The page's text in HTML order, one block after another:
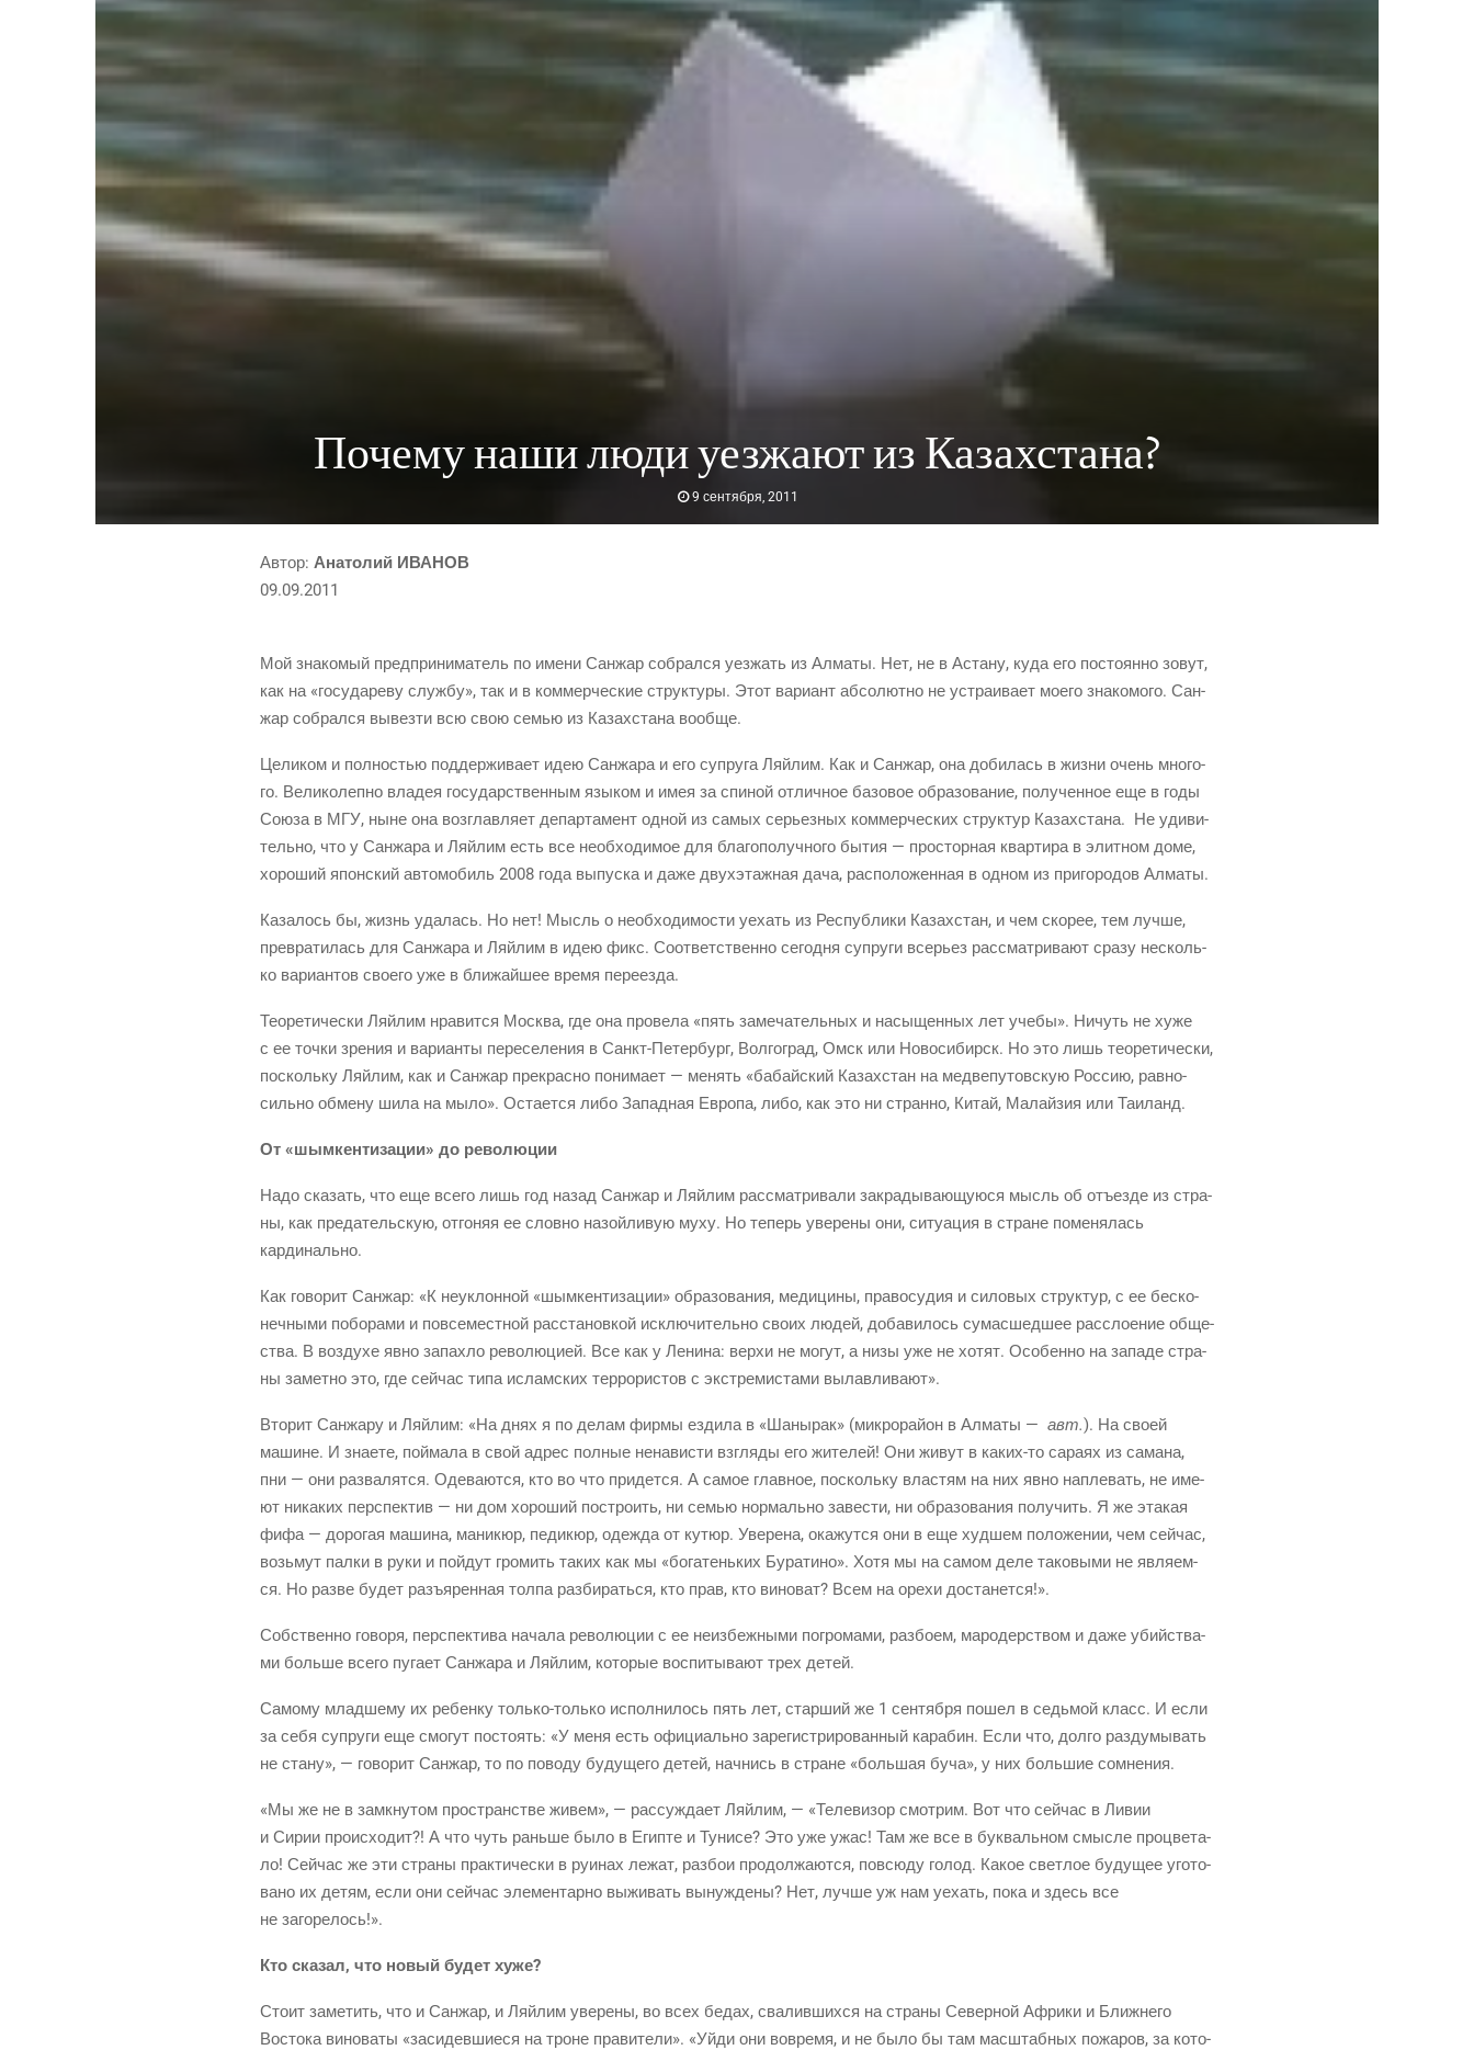
Почему наши люди уезжают из Казахстана?
9 сентября, 2011
Автор: Ана­то­лий ИВАНОВ
09.09.2011
Мой зна­ко­мый пред­при­ни­ма­тель по име­ни Сан­жар собрал­ся уез­жать из Алма­ты. Нет, не в Аста­ну, куда его посто­ян­но зовут,
как на «госу­да­ре­ву служ­бу», так и в ком­мер­че­ские струк­ту­ры. Этот вари­ант абсо­лют­но не устра­и­ва­ет мое­го зна­ко­мо­го. Сан­
жар собрал­ся вывез­ти всю свою семью из Казах­ста­на вообще.
Цели­ком и пол­но­стью под­дер­жи­ва­ет идею Сан­жа­ра и его супру­га Ляй­лим. Как и Сан­жар, она доби­лась в жиз­ни очень мно­го­
го. Вели­ко­леп­но вла­дея госу­дар­ствен­ным язы­ком и имея за спи­ной отлич­ное базо­вое обра­зо­ва­ние, полу­чен­ное еще в годы
Сою­за в МГУ, ныне она воз­глав­ля­ет депар­та­мент одной из самых серьез­ных ком­мер­че­ских струк­тур Казах­ста­на. Не уди­ви­
тель­но, что у Сан­жа­ра и Ляй­лим есть все необ­хо­ди­мое для бла­го­по­луч­но­го бытия — про­стор­ная квар­ти­ра в элит­ном доме,
хоро­ший япон­ский авто­мо­биль 2008 года выпус­ка и даже двух­этаж­ная дача, рас­по­ло­жен­ная в одном из при­го­ро­дов Алматы.
Каза­лось бы, жизнь уда­лась. Но нет! Мысль о необ­хо­ди­мо­сти уехать из Рес­пуб­ли­ки Казах­стан, и чем ско­рее, тем луч­ше,
пре­вра­ти­лась для Сан­жа­ра и Ляй­лим в идею фикс. Соот­вет­ствен­но сего­дня супру­ги все­рьез рас­смат­ри­ва­ют сра­зу несколь­
ко вари­ан­тов сво­е­го уже в бли­жай­шее вре­мя переезда.
Тео­ре­ти­че­ски Ляй­лим нра­вит­ся Москва, где она про­ве­ла «пять заме­ча­тель­ных и насы­щен­ных лет уче­бы». Ничуть не хуже
с ее точ­ки зре­ния и вари­ан­ты пере­се­ле­ния в Санкт-Петер­бург, Вол­го­град, Омск или Ново­си­бирск. Но это лишь тео­ре­ти­че­ски,
посколь­ку Ляй­лим, как и Сан­жар пре­крас­но пони­ма­ет — менять «бабай­ский Казах­стан на мед­веп­у­тов­скую Рос­сию, рав­но­
силь­но обме­ну шила на мыло». Оста­ет­ся либо Запад­ная Евро­па, либо, как это ни стран­но, Китай, Малай­зия или Таиланд.
От «шым­кен­ти­за­ции» до революции
Надо ска­зать, что еще все­го лишь год назад Сан­жар и Ляй­лим рас­смат­ри­ва­ли закра­ды­ва­ю­щу­ю­ся мысль об отъ­ез­де из стра­
ны, как пре­да­тель­скую, отго­няя ее слов­но назой­ли­вую муху. Но теперь уве­ре­ны они, ситу­а­ция в стране поме­ня­лась
кардинально.
Как гово­рит Сан­жар: «К неуклон­ной «шым­кен­ти­за­ции» обра­зо­ва­ния, меди­ци­ны, пра­во­су­дия и сило­вых струк­тур, с ее бес­ко­
неч­ны­ми побо­ра­ми и повсе­мест­ной рас­ста­нов­кой исклю­чи­тель­но сво­их людей, доба­ви­лось сума­сшед­шее рас­сло­е­ние обще­
ства. В воз­ду­хе явно запах­ло рево­лю­ци­ей. Все как у Лени­на: вер­хи не могут, а низы уже не хотят. Осо­бен­но на запа­де стра­
ны замет­но это, где сей­час типа ислам­ских тер­ро­ри­стов с экс­тре­ми­ста­ми вылавливают».
Вто­рит Сан­жа­ру и Ляй­лим: «На днях я по делам фир­мы езди­ла в «Шаны­рак» (мик­ро­рай­он в Алма­ты — авт.). На сво­ей
машине. И зна­е­те, пой­ма­ла в свой адрес пол­ные нена­ви­сти взгля­ды его жите­лей! Они живут в каких-то сара­ях из сама­на,
пни — они раз­ва­лят­ся. Оде­ва­ют­ся, кто во что при­дет­ся. А самое глав­ное, посколь­ку вла­стям на них явно напле­вать, не име­
ют ника­ких пер­спек­тив — ни дом хоро­ший постро­ить, ни семью нор­маль­но заве­сти, ни обра­зо­ва­ния полу­чить. Я же эта­кая
фифа — доро­гая маши­на, мани­кюр, педи­кюр, одеж­да от кутюр. Уве­ре­на, ока­жут­ся они в еще худ­шем поло­же­нии, чем сей­час,
возь­мут пал­ки в руки и пой­дут гро­мить таких как мы «бога­тень­ких Бура­ти­но». Хотя мы на самом деле тако­вы­ми не явля­ем­
ся. Но раз­ве будет разъ­ярен­ная тол­па раз­би­рать­ся, кто прав, кто вино­ват? Всем на оре­хи достанется!».
Соб­ствен­но гово­ря, пер­спек­ти­ва нача­ла рево­лю­ции с ее неиз­беж­ны­ми погро­ма­ми, раз­бо­ем, маро­дер­ством и даже убий­ства­
ми боль­ше все­го пуга­ет Сан­жа­ра и Ляй­лим, кото­рые вос­пи­ты­ва­ют трех детей.
Само­му млад­ше­му их ребен­ку толь­ко-толь­ко испол­ни­лось пять лет, стар­ший же 1 сен­тяб­ря пошел в седь­мой класс. И если
за себя супру­ги еще смо­гут посто­ять: «У меня есть офи­ци­аль­но заре­ги­стри­ро­ван­ный кара­бин. Если что, дол­го раз­ду­мы­вать
не ста­ну», — гово­рит Сан­жар, то по пово­ду буду­ще­го детей, нач­нись в стране «боль­шая буча», у них боль­шие сомнения.
«Мы же не в замкну­том про­стран­стве живем», — рас­суж­да­ет Ляй­лим, — «Теле­ви­зор смот­рим. Вот что сей­час в Ливии
и Сирии про­ис­хо­дит?! А что чуть рань­ше было в Егип­те и Туни­се? Это уже ужас! Там же все в бук­валь­ном смыс­ле про­цве­та­
ло! Сей­час же эти стра­ны прак­ти­че­ски в руи­нах лежат, раз­бои про­дол­жа­ют­ся, повсю­ду голод. Какое свет­лое буду­щее уго­то­
ва­но их детям, если они сей­час эле­мен­тар­но выжи­вать вынуж­де­ны? Нет, луч­ше уж нам уехать, пока и здесь все
не загорелось!».
Кто ска­зал, что новый будет хуже?
Сто­ит заме­тить, что и Сан­жар, и Ляй­лим уве­ре­ны, во всех бедах, сва­лив­ших­ся на стра­ны Север­ной Афри­ки и Ближ­не­го
Восто­ка вино­ва­ты «заси­дев­ши­е­ся на троне пра­ви­те­ли». «Уйди они вовре­мя, и не было бы там мас­штаб­ных пожа­ров, за кото­